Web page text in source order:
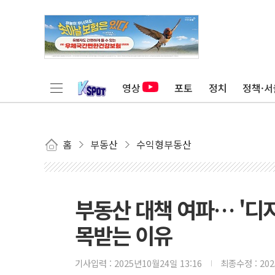
영상 포토 정치 정책·
홈 부동산 수익형부동산
부동산 대책 여파… '디
목받는 이유
기사입력 : 2025년10월24일 13:16 최종수정 :